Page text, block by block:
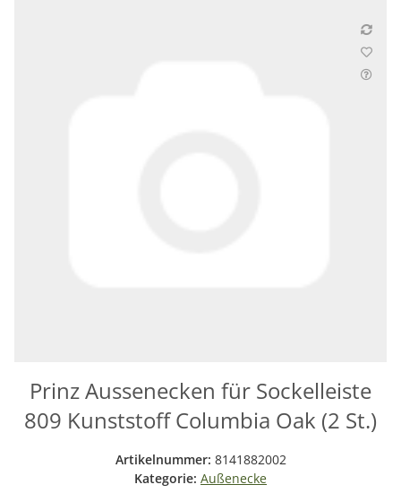
Prinz Aussenecken für Sockelleiste
809 Kunststoff Columbia Oak (2 St.)
Artikelnummer: 8141882002
Kategorie: Außenecke